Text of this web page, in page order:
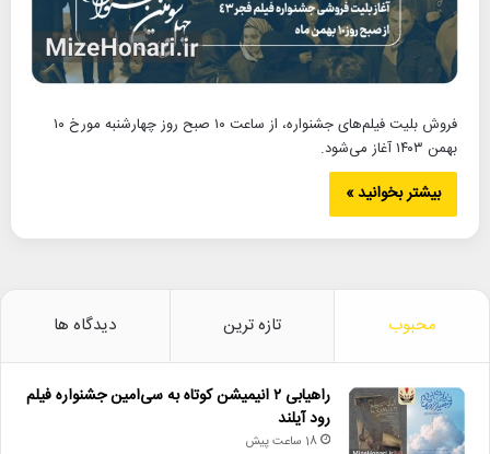
فروش بلیت فیلم‌های جشنواره، از ساعت ۱۰ صبح روز چهارشنبه مورخ ۱۰
بهمن ۱۴۰۳ آغاز می‌شود.
بیشتر بخوانید »
محبوب تازه ترین دیدگاه ها
راهیابی ۲ انیمیشن کوتاه به سی‌امین جشنواره فیلم
رود آیلند
18 ساعت پیش